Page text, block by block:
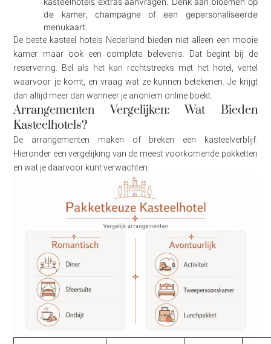
de kamer, champagne of een gepersonaliseerde
menukaart.
De beste kasteel hotels Nederland bieden niet alleen een mooie
kamer maar ook een complete belevenis. Dat begint bij de
reservering. Bel als het kan rechtstreeks met het hotel, vertel
waarvoor je komt, en vraag wat ze kunnen betekenen. Je krijgt
dan altijd meer dan wanneer je anoniem online boekt.
Arrangementen Vergelijken: Wat Bieden
Kasteelhotels?
De arrangementen maken of breken een kasteelverblijf.
Hieronder een vergelijking van de meest voorkomende pakketten
en wat je daarvoor kunt verwachten.